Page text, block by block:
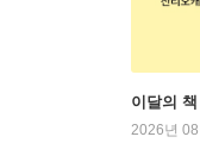
이달의
2026년